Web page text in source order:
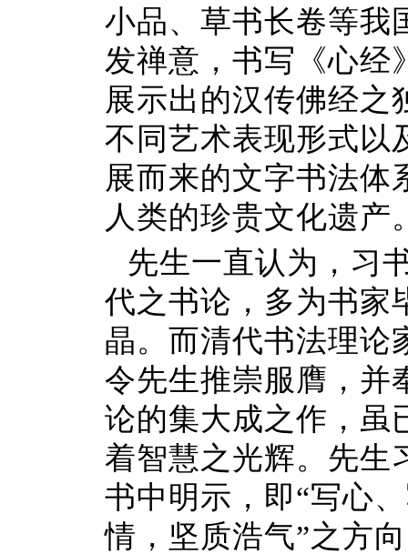
小品、草书长卷等我
发禅意，书写《心经
展示出的汉传佛经之
不同艺术表现形式以
展而来的文字书法体
人类的珍贵文化遗产
先生一直认为，习
代之书论，多为书家
晶。而清代书法理论
令先生推崇服膺，并
论的集大成之作，虽
着智慧之光辉。先生
书中明示，即“写心
情，坚质浩气”之方